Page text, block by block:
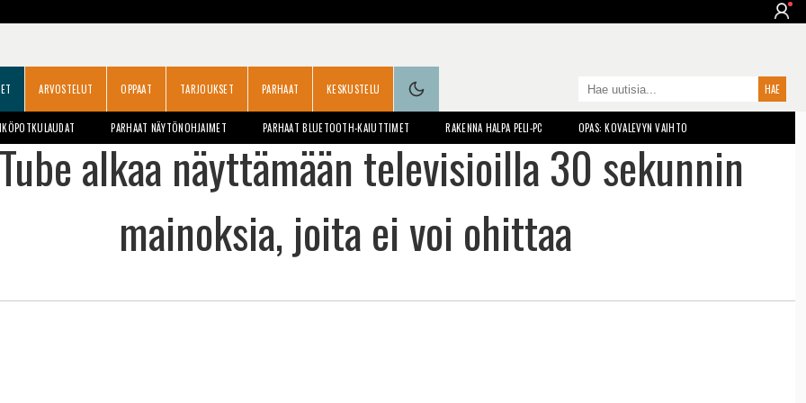
ARVOSTELUT OPPAAT TARJOUKSET PARHAAT KESKUSTELU
PARHAAT NÄYTÖNOHJAIMET PARHAAT BLUETOOTH-KAIUTTIMET RAKENNA HALPA PELI-PC OPAS: KOVALEVYN VAIHTO
alkaa näyttämään televisioilla 30 sekunnin
mainoksia, joita ei voi ohittaa